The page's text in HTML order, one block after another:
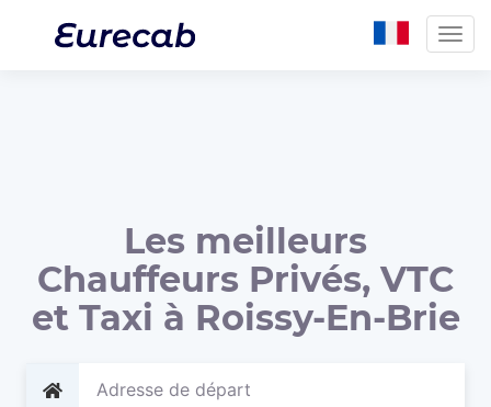
Les meilleurs
Chauffeurs Privés, VTC
et Taxi à Roissy-En-Brie